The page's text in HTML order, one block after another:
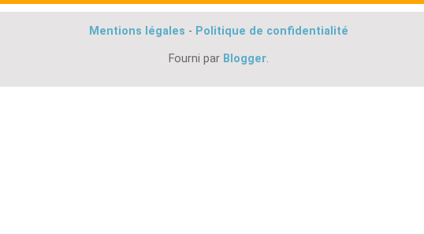
Mentions légales - Politique de confidentialité
Fourni par Blogger.